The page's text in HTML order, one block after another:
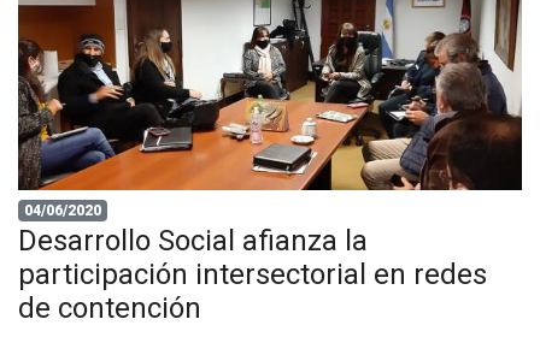
04/06/2020
Desarrollo Social afianza la
participación intersectorial en redes
de contención